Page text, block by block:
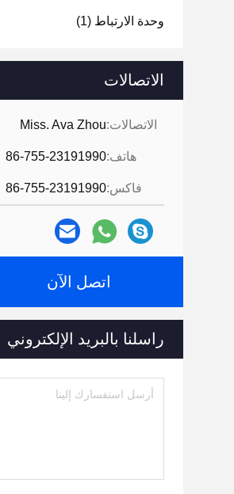
وحدة الارتباط (1)
الاتصالات
الاتصالات:Miss. Ava Zhou
هاتف:86-755-23191990
فاكس:86-755-23191990
اتصل الآن
راسلنا بالبريد الإلكتروني